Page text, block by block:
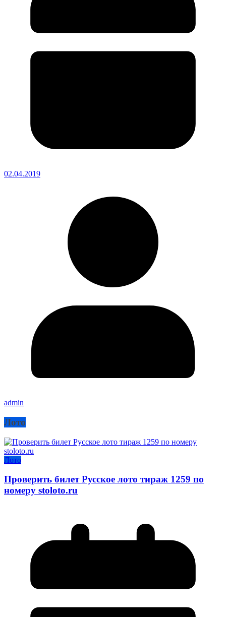
02.04.2019
admin
Лото
Лото
Проверить билет Русское лото тираж 1259 по
номеру stoloto.ru